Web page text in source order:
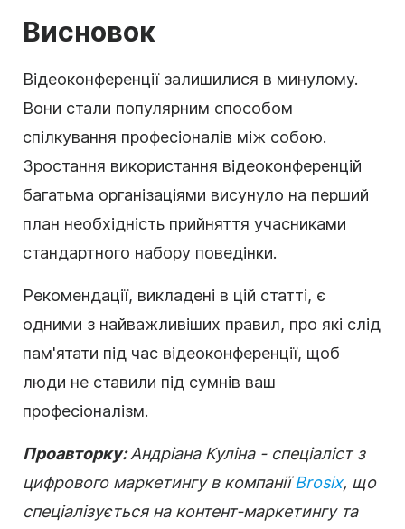
Висновок
Відеоконференції залишилися в минулому.
Вони стали популярним способом
спілкування професіоналів між собою.
Зростання використання відеоконференцій
багатьма організаціями висунуло на перший
план необхідність прийняття учасниками
стандартного набору поведінки.
Рекомендації, викладені в цій статті, є
одними з найважливіших правил, про які слід
пам'ятати під час відеоконференції, щоб
люди не ставили під сумнів ваш
професіоналізм.
Проавторку:Андріана Куліна - спеціаліст з
цифрового маркетингу в компанії Brosix, що
спеціалізується на контент-маркетингу та